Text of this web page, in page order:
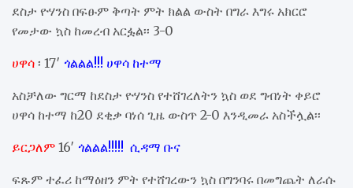
ደስታ ዮሃንስ በፍፁም ቅጣት ምት ክልል ውስት በግራ እግሩ አክርሮ
የመታው ኳስ ከመረብ አርፏል፡፡ 3-0
ሀዋሳ ፡ 17′ ጎልልል!!! ሀዋሳ ከተማ
አስቻለው ግርማ ከደስታ ዮሃንስ የተሸገረለትን ኳስ ወደ ግብነት ቀይሮ
ሀዋሳ ከተማ ከ20 ደቂቃ ባነሰ ጊዜ ውስጥ 2-0 እንዲመራ አስችሏል፡፡
ይርጋለም 16′ ጎልልል!!!!! ሲዳማ ቡና
ፍጹም ተፈሪ ከማዕዘን ምት የተሸገረውን ኳስ በግንባሩ በመግጨት ለራሱ